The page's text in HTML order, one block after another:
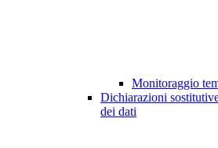
Monitoraggio
Dichiarazioni
dei dati